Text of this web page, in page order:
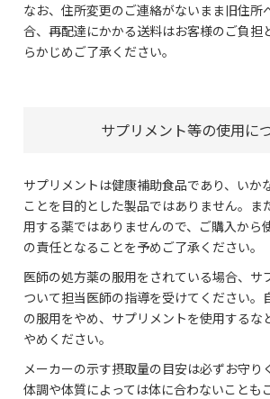
なお、住所変更のご連絡がないまま旧住所
合、再配達にかかる送料はお客様のご負担
らかじめご了承ください。
サプリメント等の使用に
サプリメントは健康補助食品であり、いか
ことを目的とした製品ではありません。ま
用する薬ではありませんので、ご購入から
の責任となることを予めご了承ください。
医師の処方薬の服用をされている場合、サ
ついて担当医師の指導を受けてください。
の服用をやめ、サプリメントを使用するな
やめください。
メーカーの示す摂取量の目安は必ずお守り
体調や体質によっては体に合わないことも